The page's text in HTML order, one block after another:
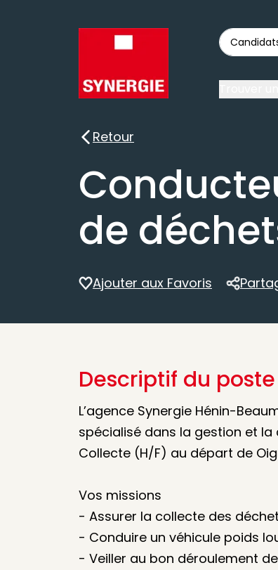
Retour
Retour
de
Ajouter aux Favoris
Descriptif du poste
L’agence Synergie Hénin-
spécialisé dans la gestion et
Collecte (H/F) au départ de
Vos missions
- Assurer la collecte des
- Conduire un véhicule poids
- Veiller au bon déroulement